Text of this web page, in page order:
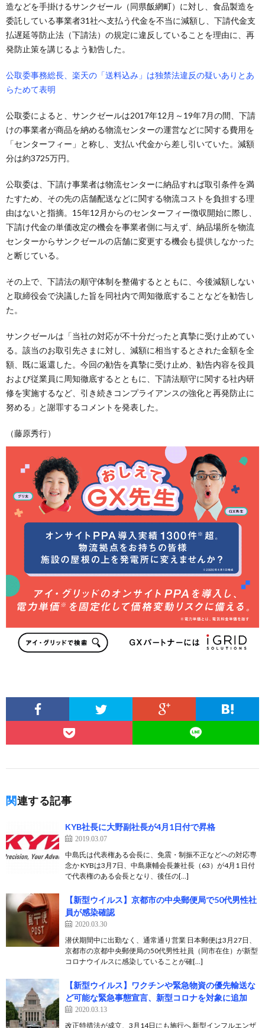
造などを手掛けるサンクゼール（同県飯網町）に対し、食品製造を
委託している事業者31社へ支払う代金を不当に減額し、下請代金支
払遅延等防止法（下請法）の規定に違反していることを理由に、再
発防止策を講じるよう勧告した。
公取委事務総長、楽天の「送料込み」は独禁法違反の疑いありとあ
らためて表明
公取委によると、サンクゼールは2017年12月～19年7月の間、下請
けの事業者が商品を納める物流センターの運営などに関する費用を
「センターフィー」と称し、支払い代金から差し引いていた。減額
分は約3725万円。
公取委は、下請け事業者は物流センターに納品すれば取引条件を満
たすため、その先の店舗配送などに関する物流コストを負担する理
由はないと指摘。15年12月からのセンターフィー徴収開始に際し、
下請け代金の単価改定の機会を事業者側に与えず、納品場所を物流
センターからサンクゼールの店舗に変更する機会も提供しなかった
と断じている。
その上で、下請法の順守体制を整備するとともに、今後減額しない
と取締役会で決議した旨を同社内で周知徹底することなどを勧告し
た。
サンクゼールは「当社の対応が不十分だったと真摯に受け止めてい
る。該当のお取引先さまに対し、減額に相当するとされた金額を全
額、既に返還した。今回の勧告を真摯に受け止め、勧告内容を役員
および従業員に周知徹底するとともに、下請法順守に関する社内研
修を実施するなど、引き続きコンプライアンスの強化と再発防止に
努める」と謝罪するコメントを発表した。
（藤原秀行）
関連する記事
KYB社長に大野副社長が4月1日付で昇格
2019.03.07
中島氏は代表権ある会長に、免震・制振不正などへの対応専
念か KYBは3月7日、中島康輔会長兼社長（63）が4月1 日付
で代表権のある会長となり、後任の[…]
【新型ウイルス】京都市の中央郵便局で50代男性社
員が感染確認
2020.03.30
潜伏期間中に出勤なく、通常通り営業 日本郵便は3月27日、
京都市の京都中央郵便局の50代男性社員（同市在住）が新型
コロナウイルスに感染していることが確[…]
【新型ウイルス】ワクチンや緊急物資の優先輸送な
ど可能な緊急事態宣言、新型コロナを対象に追加
2020.03.13
改正特措法が成立、3月14日にも施行へ 新型インフルエンザ